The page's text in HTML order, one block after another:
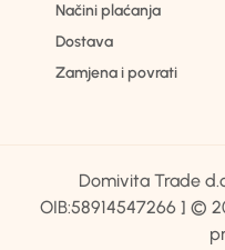
Načini plaćanja
Dostava
Zamjena i povrati
Domivita Trade
OIB:58914547266 ] ©